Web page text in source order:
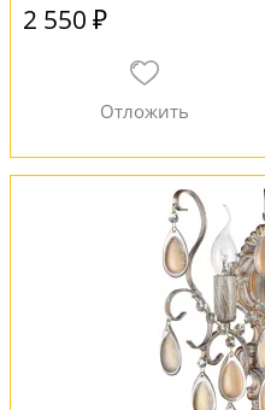
2 550 ₽